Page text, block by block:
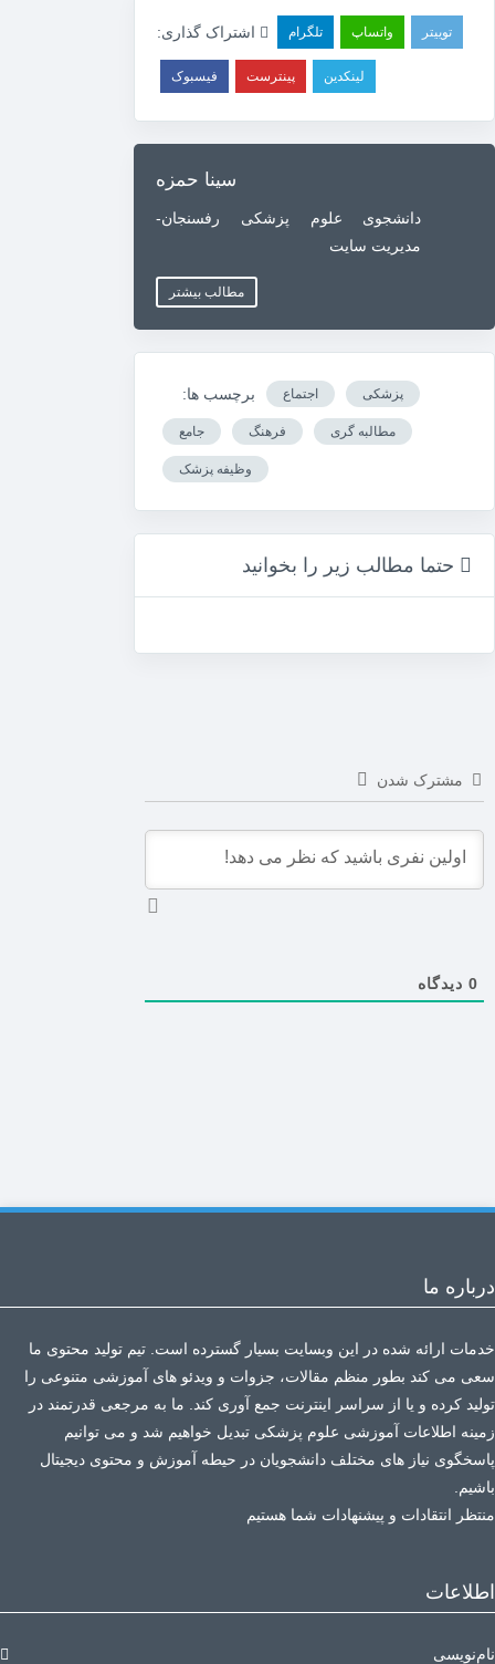
اشتراک گذاری: تلگرام واتساپ توییتر
فیسبوک پینترست لینکدین
سینا حمزه
دانشجوی علوم پزشکی رفسنجان-
مدیریت سایت
مطالب بیشتر
برچسب ها: اجتماع پزشکی
جامع فرهنگ مطالبه گری
وظیفه پزشک
حتما مطالب زیر را بخوانید
مشترک شدن
0دیدگاه
درباره ما
خدمات ارائه شده در این وبسایت بسیار گسترده است. تیم تولید محتوی ما
سعی می کند بطور منظم مقالات، جزوات و ویدئو های آموزشی متنوعی را
تولید کرده و یا از سراسر اینترنت جمع آوری کند. ما به مرجعی قدرتمند در
زمینه اطلاعات آموزشی علوم پزشکی تبدیل خواهیم شد و می توانیم
پاسخگوی نیاز های مختلف دانشجویان در حیطه آموزش و محتوی دیجیتال
باشیم.
منتظر انتقادات و پیشنهادات شما هستیم
اطلاعات
نام‌نویسی